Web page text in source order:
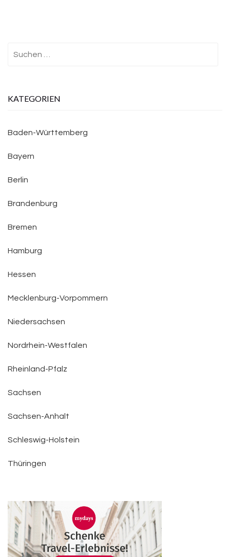
KATEGORIEN
Baden-Württemberg
Bayern
Berlin
Brandenburg
Bremen
Hamburg
Hessen
Mecklenburg-Vorpommern
Niedersachsen
Nordrhein-Westfalen
Rheinland-Pfalz
Sachsen
Sachsen-Anhalt
Schleswig-Holstein
Thüringen